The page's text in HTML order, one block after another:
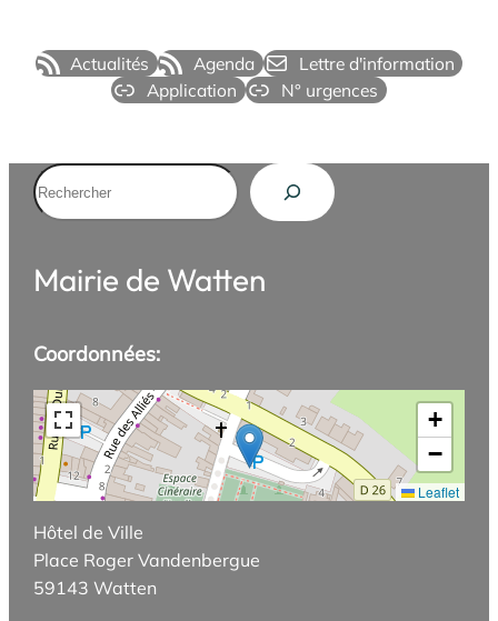
Actualités Agenda
Lettre d'information
Application
N° urgences
Rechercher
Mairie de Watten
Coordonnées:
+
−
Leaflet
Hôtel de Ville
Place Roger Vandenbergue
59143 Watten